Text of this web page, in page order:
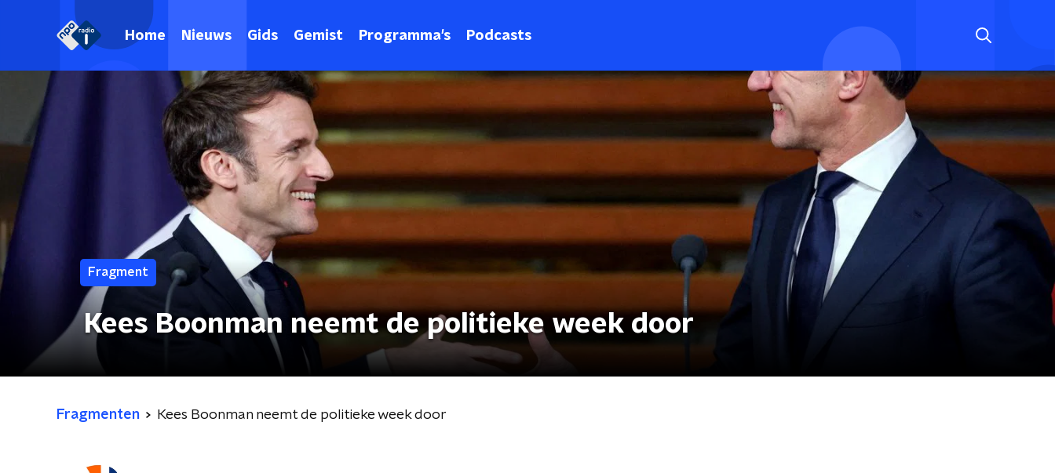
Home Nieuws Gids Gemist Programma's Podcasts
Fragment
Kees Boonman neemt de politieke week door
Fragmenten Kees Boonman neemt de politieke week door